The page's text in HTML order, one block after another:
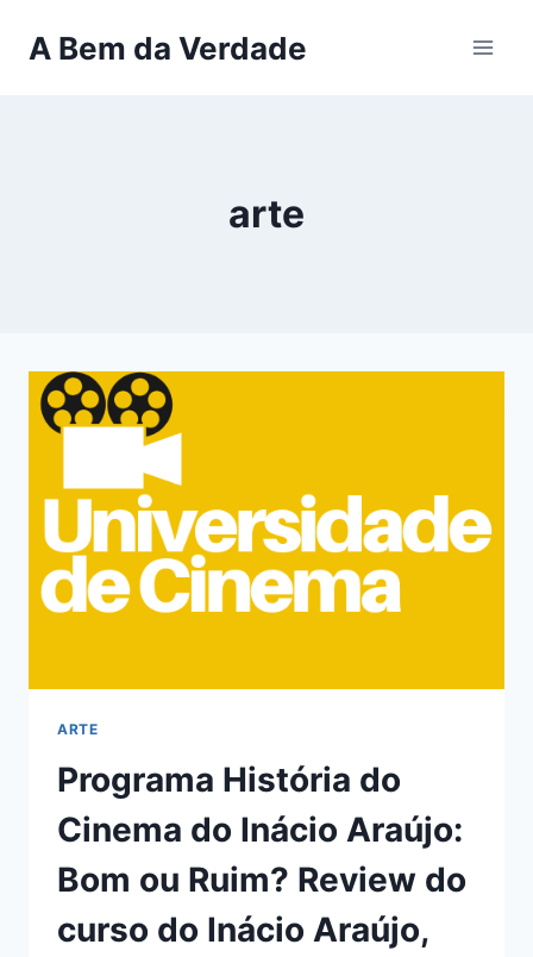
paraA Bem da Verdade
arte
ARTE
Programa História do
Cinema do Inácio Araújo:
Bom ou Ruim? Review do
curso do Inácio Araújo,